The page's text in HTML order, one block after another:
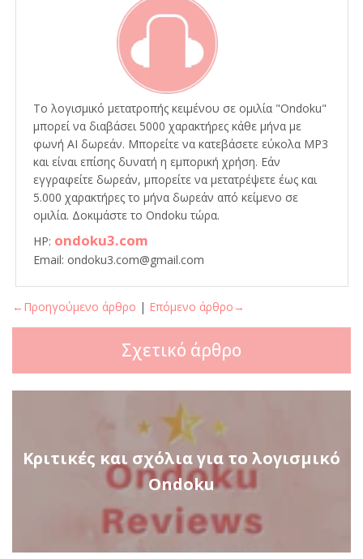
Το λογισμικό μετατροπής κειμένου σε ομιλία "Ondoku"
μπορεί να διαβάσει 5000 χαρακτήρες κάθε μήνα με
φωνή AI δωρεάν. Μπορείτε να κατεβάσετε εύκολα MP3
και είναι επίσης δυνατή η εμπορική χρήση. Εάν
εγγραφείτε δωρεάν, μπορείτε να μετατρέψετε έως και
5.000 χαρακτήρες το μήνα δωρεάν από κείμενο σε
ομιλία. Δοκιμάστε το Ondoku τώρα.
HP: ondoku3.com
Email: ondoku3.com@gmail.com
←Προηγούμενο άρθρο | Επόμενο άρθρο→
Σχετικό άρθρο
Κριτικές και σχόλια για το λογισμικό
Ondoku